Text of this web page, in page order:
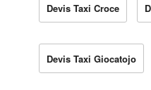
Devis Taxi Croce
Devis Taxi Giocatojo